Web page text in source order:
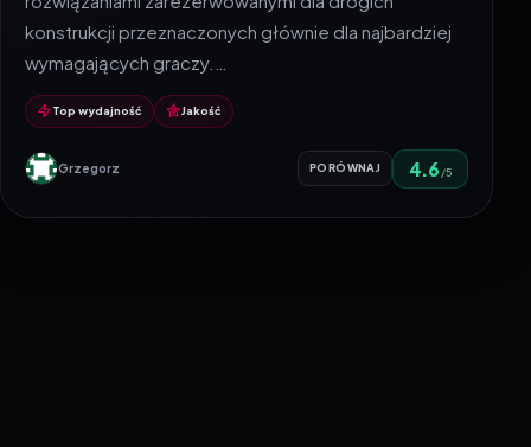
konstrukcji przeznaczonych głównie dla najbardziej
wymagających graczy.…
Top wydajność Jakość
Grzegorz PORÓWNAJ 4.6 /5